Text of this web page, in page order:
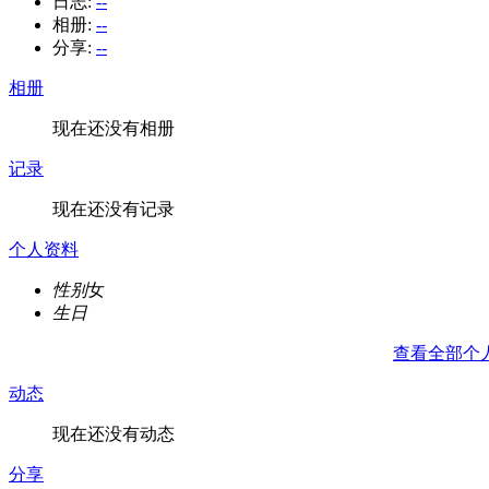
相册: --
分享: --
相册
现在还没有相册
记录
现在还没有记录
个人资料
性别女
生日
查看全部个
动态
现在还没有动态
分享